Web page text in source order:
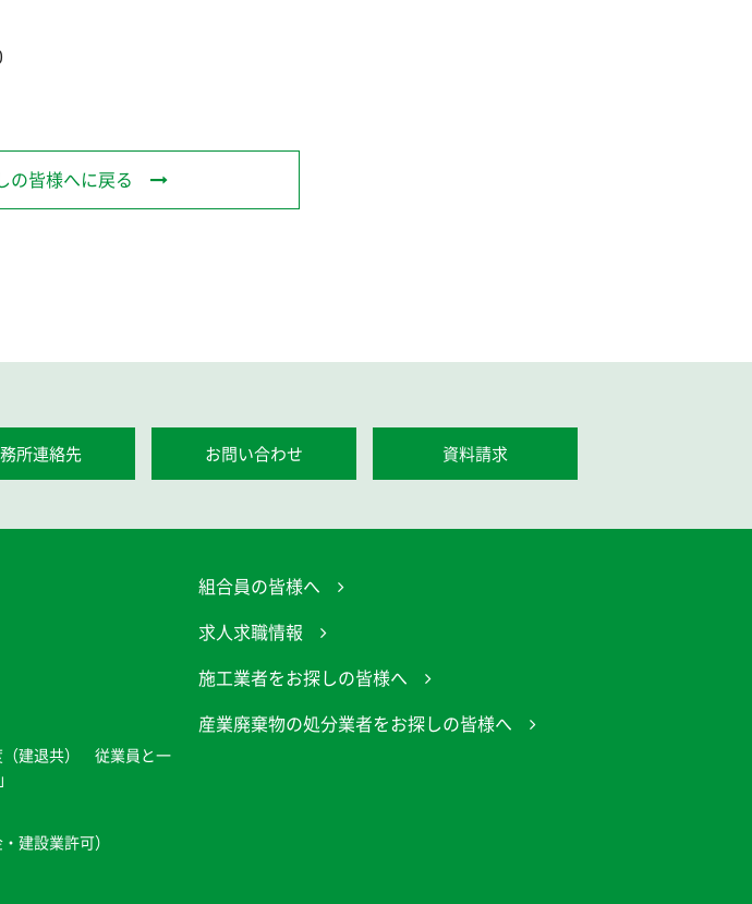
の皆様へに戻る
所連絡先 お問い合わせ 資料請求
（建退共） 従業員と一
建設業許可）
組合員の皆様へ
求人求職情報
施工業者をお探しの皆様へ
産業廃棄物の処分業者をお探しの皆様へ